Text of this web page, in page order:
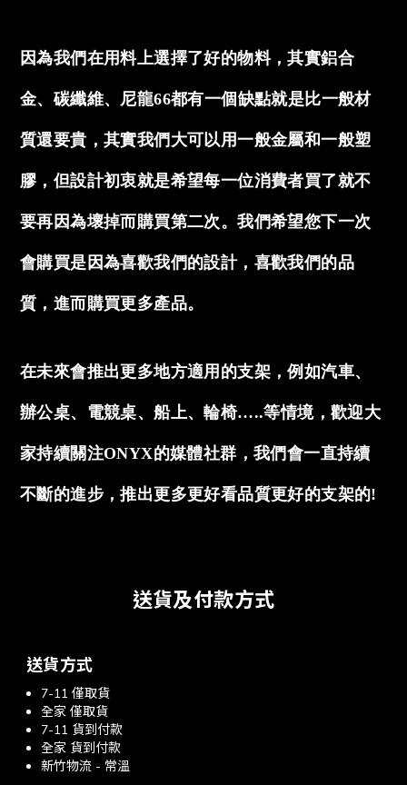
因為我們在用料上選擇了好的物料，其實鋁合
金、碳纖維、尼龍66都有一個缺點就是比一般材
質還要貴，其實我們大可以用一般金屬和一般塑
膠，但設計初衷就是希望每一位消費者買了就不
要再因為壞掉而購買第二次。我們希望您下一次
會購買是因為喜歡我們的設計，喜歡我們的品
質，進而購買更多產品。
在未來會推出更多地方適用的支架，例如汽車、
辦公桌、電競桌、船上、輪椅…..等情境，歡迎大
家持續關注ONYX的媒體社群，我們會一直持續
不斷的進步，推出更多更好看品質更好的支架的!
送貨及付款方式
送貨方式
7-11 僅取貨
全家 僅取貨
7-11 貨到付款
全家 貨到付款
新竹物流 - 常溫